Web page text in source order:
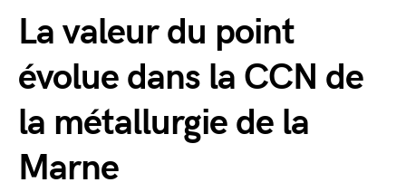
La valeur du point
évolue dans la CCN de
la métallurgie de la
Marne